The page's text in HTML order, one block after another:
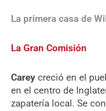
La primera casa de
La Gran Comisión
Carey creció en el
en el centro de
zapatería local. Se